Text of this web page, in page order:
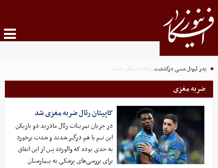
۴ متهم قتل حمیدرضا رجب‌زاده دستگیر شدند
پدر لیونل مسی درگذشت
ضربه مغزی
کاپیتان رئال ضربه مغزی شد
در جریان تمرینات رئال مادرید دو بازیکن
این تیم با هم درگیر شدند و شدت برخورد
به حدی بوده که والورده پس از این اتفاق
برای بررسی‌های پزشکی به بیمارستان